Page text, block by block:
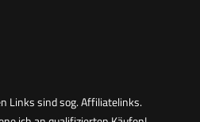
Links sind sog. Affiliatelinks.